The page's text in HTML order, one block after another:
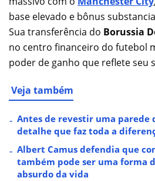
base elevado e bônus
Sua transferência do Borussia
no centro financeiro do futebol
poder de ganho que reflete seu
Veja também
Antes de revestir uma parede
detalhe que faz toda a
Albert Camus defendia que
também pode ser uma forma
absurdo da vida